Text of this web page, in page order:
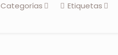
Categorías Etiquetas